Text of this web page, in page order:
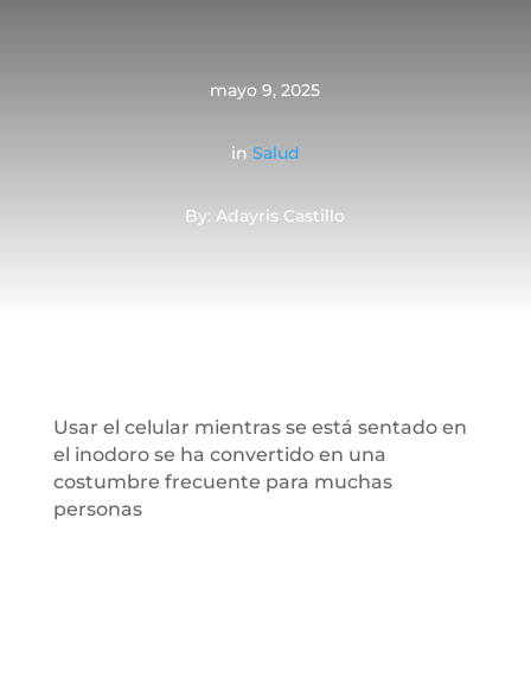
mayo 9, 2025
in Salud
By: Adayris Castillo
Usar el celular mientras se está sentado en
el inodoro se ha convertido en una
costumbre frecuente para muchas
personas